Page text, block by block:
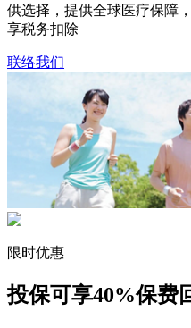
供选择，提供全球医疗保障
享税务扣除
联络我们
限时优惠
投保可享40%保费